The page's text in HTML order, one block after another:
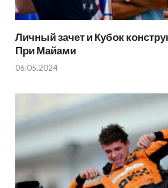
Личный зачет и Кубок
При Майами
06.05.2024